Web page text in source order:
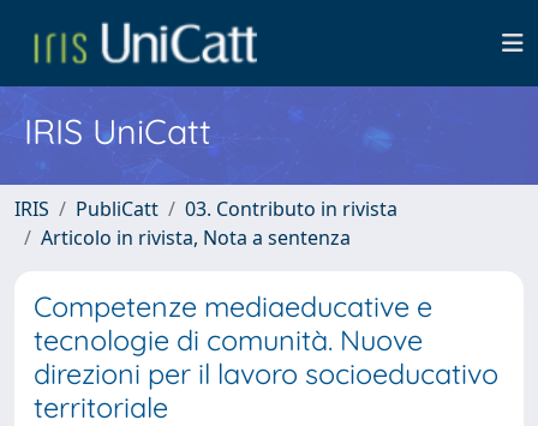
IRIS UniCatt
IRIS PubliCatt
03. Contributo in rivista
Articolo in rivista, Nota a sentenza
Competenze mediaeducative e
tecnologie di comunità. Nuove
direzioni per il lavoro socioeducativo
territoriale